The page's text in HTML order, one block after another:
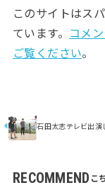
このサイトはス
ています。 コメ
ご覧ください。
石田太志テレビ出演
RECOMMEND